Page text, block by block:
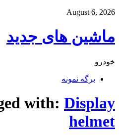
August 6, 2026
ماشین های جدید
خودرو
برگه نمونه
with: Display
helmet